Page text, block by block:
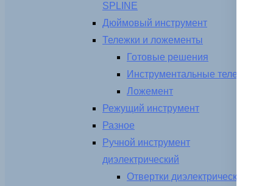
SPLINE
Дюймовый инструмент
Тележки и ложементы
Готовые решения
Инструментальные тележки
Ложемент
Режущий инструмент
Разное
Ручной инструмент
диэлектрический
Отвертки диэлектрические